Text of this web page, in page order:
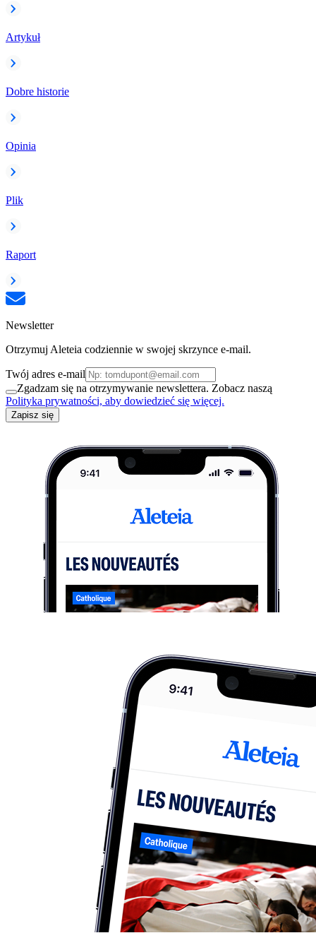
Artykuł
Dobre historie
Opinia
Plik
Raport
Newsletter
Otrzymuj Aleteia codziennie w swojej skrzynce e-mail.
Twój adres e-mail
Zgadzam się na otrzymywanie newslettera. Zobacz naszą
Polityka prywatności, aby dowiedzieć się więcej.
Zapisz się